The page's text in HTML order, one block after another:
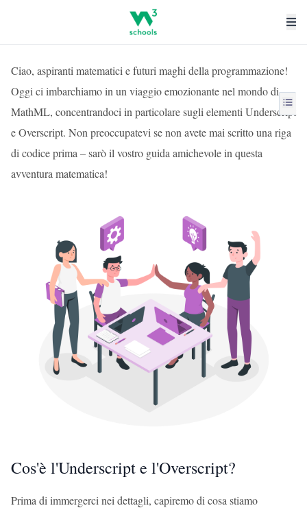
Ciao, aspiranti matematici e futuri maghi della programmazione!
Oggi ci imbarchiamo in un viaggio emozionante nel mondo di
MathML, concentrandoci in particolare sugli elementi Underscript
e Overscript. Non preoccupatevi se non avete mai scritto una riga
di codice prima – sarò il vostro guida amichevole in questa
avventura matematica!
Cos'è l'Underscript e l'Overscript?
Prima di immergerci nei dettagli, capiremo di cosa stiamo